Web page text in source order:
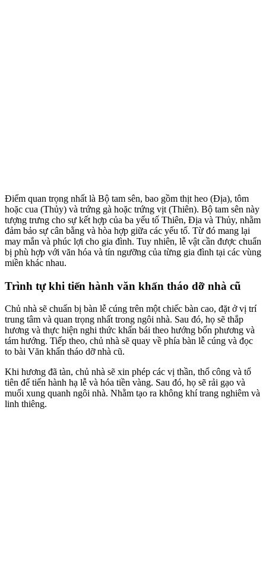
Điểm quan trọng nhất là Bộ tam sên, bao gồm thịt heo (Địa), tôm
hoặc cua (Thủy) và trứng gà hoặc trứng vịt (Thiên). Bộ tam sên này
tượng trưng cho sự kết hợp của ba yếu tố Thiên, Địa và Thủy, nhằm
đảm bảo sự cân bằng và hòa hợp giữa các yếu tố. Từ đó mang lại
may mắn và phúc lợi cho gia đình. Tuy nhiên, lễ vật cần được chuẩn
bị phù hợp với văn hóa và tín ngưỡng của từng gia đình tại các vùng
miền khác nhau.
Trình tự khi tiến hành văn khấn tháo dỡ nhà cũ
Chủ nhà sẽ chuẩn bị bàn lễ cúng trên một chiếc bàn cao, đặt ở vị trí
trung tâm và quan trọng nhất trong ngôi nhà. Sau đó, họ sẽ thắp
hương và thực hiện nghi thức khấn bái theo hướng bốn phương và
tám hướng. Tiếp theo, chủ nhà sẽ quay về phía bàn lễ cúng và đọc
to bài Văn khấn tháo dỡ nhà cũ.
Khi hương đã tàn, chủ nhà sẽ xin phép các vị thần, thổ công và tổ
tiên để tiến hành hạ lễ và hóa tiền vàng. Sau đó, họ sẽ rải gạo và
muối xung quanh ngôi nhà. Nhằm tạo ra không khí trang nghiêm và
linh thiêng.